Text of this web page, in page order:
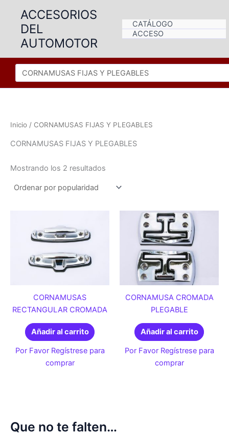
contenido
ACCESORIOS
DEL
AUTOMOTOR
CATÁLOGO
ACCESO
Inicio / CORNAMUSAS FIJAS Y PLEGABLES
CORNAMUSAS FIJAS Y PLEGABLES
Mostrando los 2 resultados
CORNAMUSAS
RECTANGULAR CROMADA
Añadir al carrito
Por Favor Regístrese para
comprar
CORNAMUSA CROMADA
PLEGABLE
Añadir al carrito
Por Favor Regístrese para
comprar
Que no te falten…